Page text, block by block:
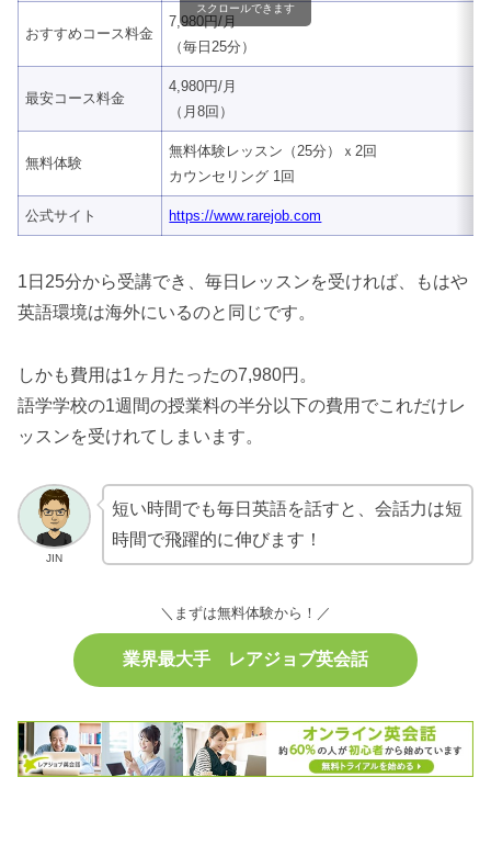
おすすめコース料金
7,980円/月
（毎日25分）
最安コース料金
4,980円/月
（月8回）
無料体験
無料体験レッスン（25分）ｘ2回
カウンセリング 1回
公式サイト https://www.rarejob.com
スクロールできます
1日25分から受講でき、毎日レッスンを受ければ、もはや
英語環境は海外にいるのと同じです。
しかも費用は1ヶ月たったの7,980円。
語学学校の1週間の授業料の半分以下の費用でこれだけレ
ッスンを受けれてしまいます。
JIN
短い時間でも毎日英語を話すと、会話力は短
時間で飛躍的に伸びます！
＼まずは無料体験から！／
業界最大手 レアジョブ英会話